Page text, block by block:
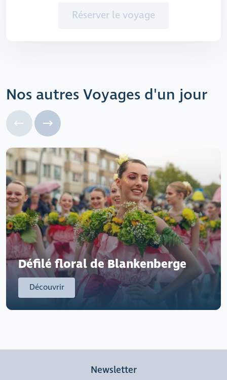
Réserver le voyage
Nos autres Voyages d'un jour
Défilé floral de Blankenberge
Découvrir
Newsletter